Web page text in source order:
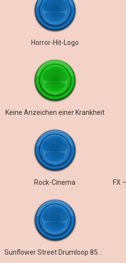
Horror-Hit-Logo
Keine Anzeichen einer Krankheit
Rock-Cinema